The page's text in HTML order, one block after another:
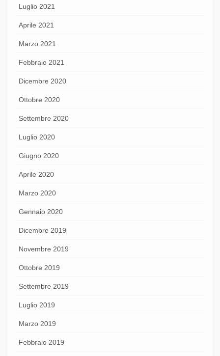
Luglio 2021
Aprile 2021
Marzo 2021
Febbraio 2021
Dicembre 2020
Ottobre 2020
Settembre 2020
Luglio 2020
Giugno 2020
Aprile 2020
Marzo 2020
Gennaio 2020
Dicembre 2019
Novembre 2019
Ottobre 2019
Settembre 2019
Luglio 2019
Marzo 2019
Febbraio 2019